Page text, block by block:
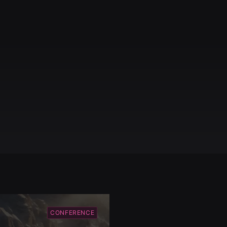
CONFERENCE